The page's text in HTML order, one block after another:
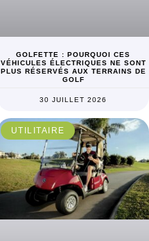
GOLFETTE : POURQUOI CES
VÉHICULES ÉLECTRIQUES NE SONT
PLUS RÉSERVÉS AUX TERRAINS DE
GOLF
30 JUILLET 2026
UTILITAIRE